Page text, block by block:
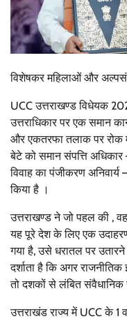
विशेषकर महिलाओं और
UCC उत्तराखण्ड विधेयक
उत्तराधिकार पर एक समान
और एकतरफा तलाक पर रोक
बेटे को समान संपत्ति
विवाह का पंजीकरण अनिवार्य
किया है ।
उत्तराखण्ड ने जो पहल की ,
यह पूरे देश के लिए एक
गया है, उसे धरातल पर
दर्शाता है कि अगर
तो दशकों से लंबित संवैधानिक
उत्तराखंड राज्य में UCC के 1